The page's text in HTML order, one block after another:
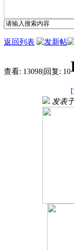
返回列表
查看: 13098|回复: 10
发表